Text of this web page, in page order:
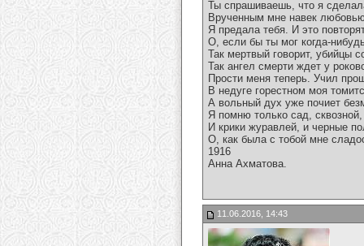
Ты спрашиваешь, что я
Врученным мне навек
Я предала тебя. И это
О, если бы ты мог когда-
Так мертвый говорит, убийцы
Так ангел смерти ждет у
Прости меня теперь. Учил
В недуге горестном моя
А вольный дух уже почиет
Я помню только сад,
И крики журавлей, и черные
О, как была с тобой мне
1916
Анна Ахматова.
11.06.2016, 14:43